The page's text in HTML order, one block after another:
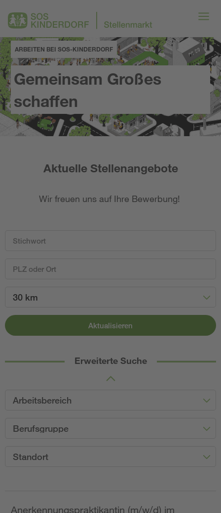
ARBEITEN BEI SOS-KINDERDORF
Gemeinsam Großes
schaffen
Aktuelle Stellenangebote
Wir freuen uns auf Ihre Bewerbung!
30 km
Aktualisieren
Erweiterte Suche
Arbeitsbereich
Berufsgruppe
Standort
Anerkennungspraktikantin (m/w/d) im